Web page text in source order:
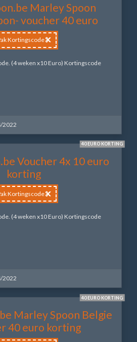
Marley Spoon
voucher 40 euro
Kortingscode
(4 weken x10 Euro) Kortingscode
2022
40 EURO KORTING
Voucher 4x 10 euro
korting
Kortingscode
(4 weken x10 Euro) Kortingscode
2022
40 EURO KORTING
Marley Spoon Belgie
40 euro korting